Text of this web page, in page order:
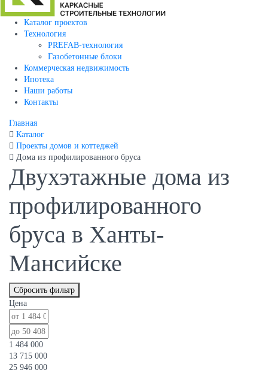
Каталог проектов
Технология
PREFAB-технология
Газобетонные блоки
Коммерческая недвижимость
Ипотека
Наши работы
Контакты
Главная
Каталог
Проекты домов и коттеджей
Дома из профилированного бруса
Двухэтажные дома из
профилированного
бруса в Ханты-
Мансийске
Сбросить фильтр
Цена
1 484 000
13 715 000
25 946 000